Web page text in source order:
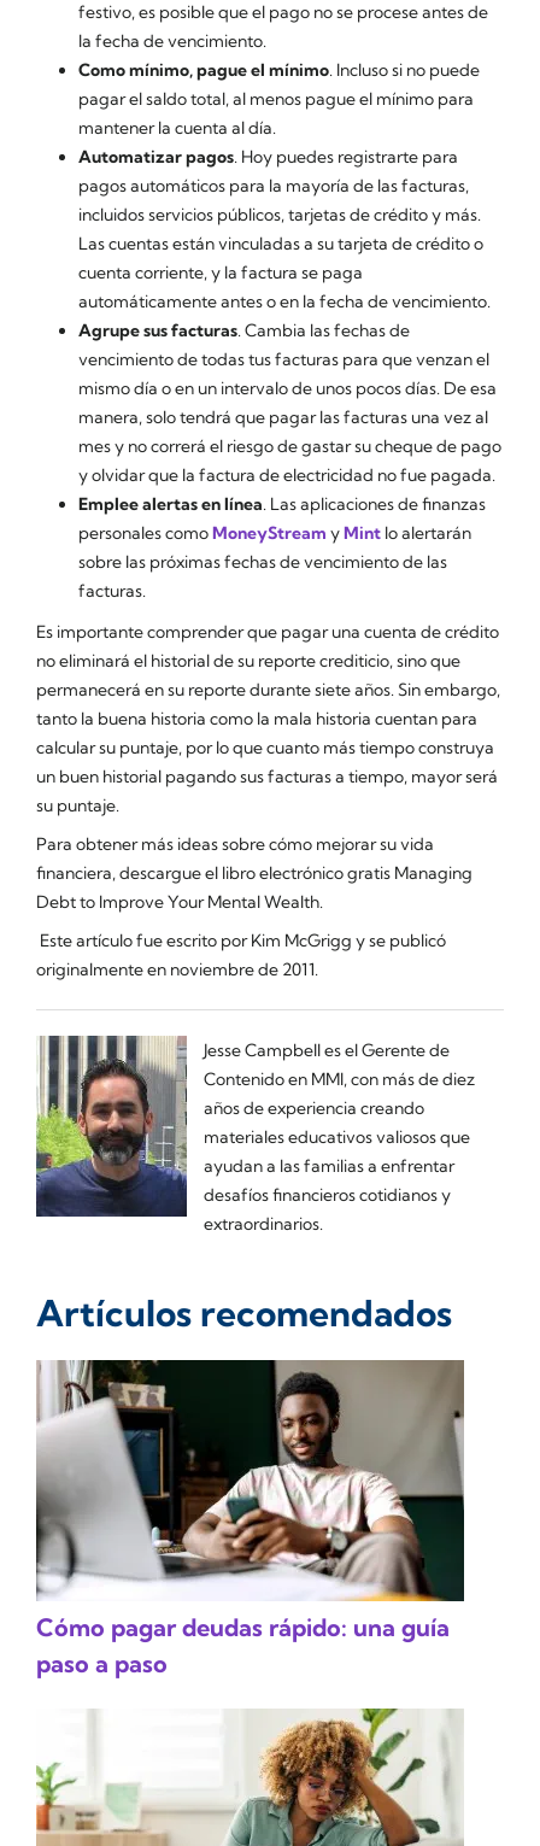
festivo, es posible que el pago no se procese antes de
la fecha de vencimiento.
Como mínimo, pague el mínimo. Incluso si no puede
pagar el saldo total, al menos pague el mínimo para
mantener la cuenta al día.
Automatizar pagos. Hoy puedes registrarte para
pagos automáticos para la mayoría de las facturas,
incluidos servicios públicos, tarjetas de crédito y más.
Las cuentas están vinculadas a su tarjeta de crédito o
cuenta corriente, y la factura se paga
automáticamente antes o en la fecha de vencimiento.
Agrupe sus facturas. Cambia las fechas de
vencimiento de todas tus facturas para que venzan el
mismo día o en un intervalo de unos pocos días. De esa
manera, solo tendrá que pagar las facturas una vez al
mes y no correrá el riesgo de gastar su cheque de pago
y olvidar que la factura de electricidad no fue pagada.
Emplee alertas en línea. Las aplicaciones de finanzas
personales comoMoneyStream yMint lo alertarán
sobre las próximas fechas de vencimiento de las
facturas.
Es importante comprender que pagar una cuenta de crédito
no eliminará el historial de su reporte crediticio, sino que
permanecerá en su reporte durante siete años. Sin embargo,
tanto la buena historia como la mala historia cuentan para
calcular su puntaje, por lo que cuanto más tiempo construya
un buen historial pagando sus facturas a tiempo, mayor será
su puntaje.
Para obtener más ideas sobre cómo mejorar su vida
financiera, descargue el libro electrónico gratis Managing
Debt to Improve Your Mental Wealth.
Este artículo fue escrito por Kim McGrigg y se publicó
originalmente en noviembre de 2011.
Jesse Campbell es el Gerente de
Contenido en MMI, con más de diez
años de experiencia creando
materiales educativos valiosos que
ayudan a las familias a enfrentar
desafíos financieros cotidianos y
extraordinarios.
Artículos recomendados
Cómo pagar deudas rápido: una guía
paso a paso